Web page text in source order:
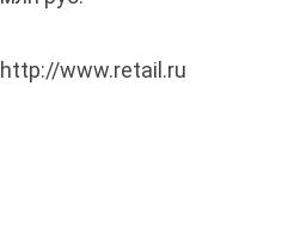
http://www.retail.ru